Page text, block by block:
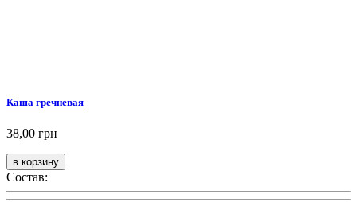
Каша гречневая
38,00 грн
Состав: